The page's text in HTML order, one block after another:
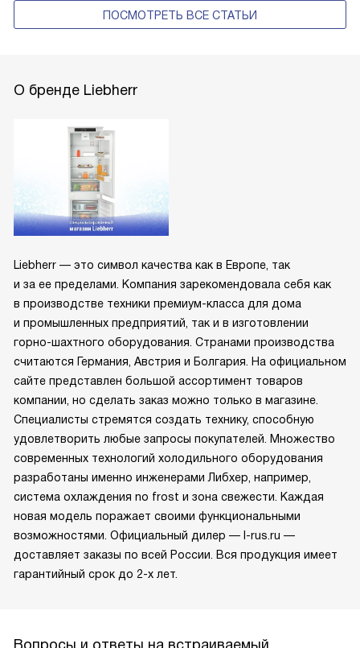
ПОСМОТРЕТЬ ВСЕ СТАТЬИ
О бренде Liebherr
Liebherr — это символ качества как в Европе, так
и за ее пределами. Компания зарекомендовала себя как
в производстве техники премиум-класса для дома
и промышленных предприятий, так и в изготовлении
горно-шахтного оборудования. Странами производства
считаются Германия, Австрия и Болгария. На официальном
сайте представлен большой ассортимент товаров
компании, но сделать заказ можно только в магазине.
Специалисты стремятся создать технику, способную
удовлетворить любые запросы покупателей. Множество
современных технологий холодильного оборудования
разработаны именно инженерами Либхер, например,
система охлаждения no frost и зона свежести. Каждая
новая модель поражает своими функциональными
возможностями. Официальный дилер — l-rus.ru —
доставляет заказы по всей России. Вся продукция имеет
гарантийный срок до 2-х лет.
Вопросы и ответы на встраиваемый